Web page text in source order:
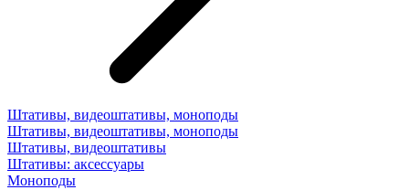
Штативы, видеоштативы, моноподы
Штативы, видеоштативы, моноподы
Штативы, видеоштативы
Штативы: аксессуары
Моноподы